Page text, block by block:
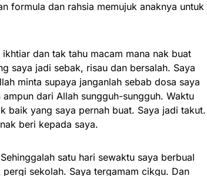
formula dan rahsia memujuk anaknya untuk
dan tak tahu macam mana nak buat
saya jadi sebak, risau dan bersalah. Saya
minta supaya janganlah sebab dosa saya
dari Allah sungguh-sungguh. Waktu
baik yang saya pernah buat. Saya jadi takut.
beri kepada saya.
satu hari sewaktu saya berbual
sekolah. Saya tergamam cikgu. Dan